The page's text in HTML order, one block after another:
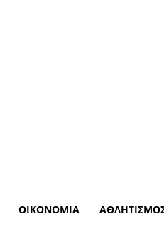
ΟΙΚΟΝΟΜΊΑ